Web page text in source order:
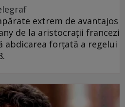
extrem de avantajos
de la aristocrații francezi
abdicarea forțată a regelui